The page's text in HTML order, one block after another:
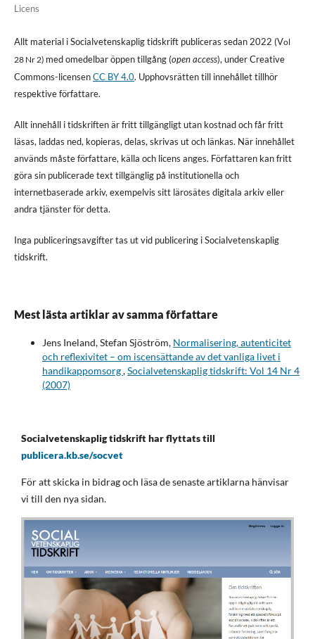
Licens
Allt material i Socialvetenskaplig tidskrift publiceras sedan 2022 (Vol
28 Nr 2) med omedelbar öppen tillgång (open access), under Creative
Commons-licensenCC BY 4.0. Upphovsrätten till innehållet tillhör
respektive författare.
Allt innehåll i tidskriften är fritt tillgängligt utan kostnad och får fritt
läsas, laddas ned, kopieras, delas, skrivas ut och länkas. När innehållet
används måste författare, källa och licens anges. Författaren kan fritt
göra sin publicerade text tillgänglig på institutionella och
internetbaserade arkiv, exempelvis sitt lärosätes digitala arkiv eller
andra tjänster för detta.
Inga publiceringsavgifter tas ut vid publicering i Socialvetenskaplig
tidskrift.
Mest lästa artiklar av samma författare
Jens Ineland, Stefan Sjöström, Normalisering, autenticitet
och reflexivitet – om iscensättande av det vanliga livet i
handikappomsorg,Socialvetenskaplig tidskrift: Vol 14 Nr 4
(2007)
Socialvetenskaplig tidskrift har flyttats till
publicera.kb.se/socvet
För att skicka in bidrag och läsa de senaste artiklarna hänvisar
vi till den nya sidan.